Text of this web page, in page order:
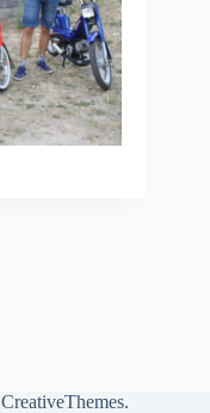
CreativeThemes.